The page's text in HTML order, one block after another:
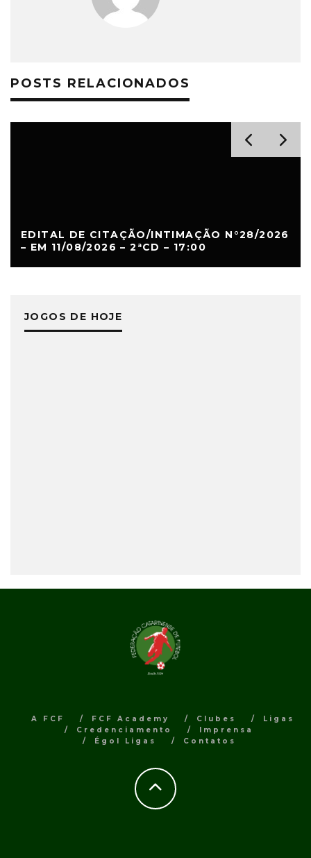
POSTS RELACIONADOS
EDITAL DE CITAÇÃO/INTIMAÇÃO N°28/2026
– EM 11/08/2026 – 2ªCD – 17:00
JOGOS DE HOJE
A FCF FCF Academy Clubes
Ligas
Credenciamento
Imprensa
Égol Ligas
Contatos